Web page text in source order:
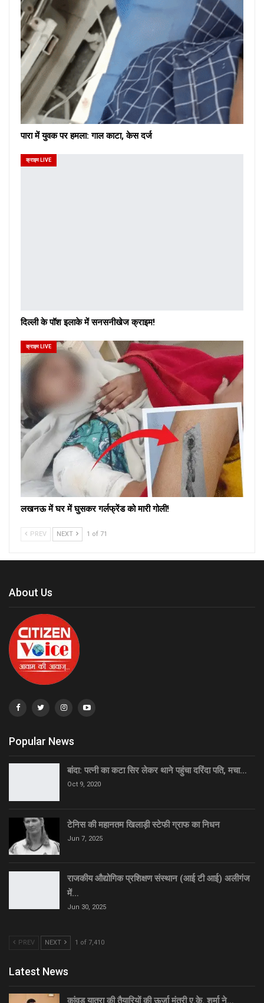
पारा में युवक पर हमला: गाल काटा, केस दर्ज
क्राइम LIVE
दिल्ली के पॉश इलाके में सनसनीखेज क्राइम!
क्राइम LIVE
लखनऊ में घर में घुसकर गर्लफ्रेंड को मारी गोली!
PREV NEXT 1 of 71
About Us
Popular News
बांदा: पत्नी का कटा सिर लेकर थाने पहुंचा दरिंदा पति, मचा…
Oct 9, 2020
टेनिस की महानतम खिलाड़ी स्टेफी ग्राफ का निधन
Jun 7, 2025
राजकीय औद्योगिक प्रशिक्षण संस्थान (आई टी आई) अलीगंज
में…
Jun 30, 2025
PREV NEXT 1 of 7,410
Latest News
कांवड़ यात्रा की तैयारियों की ऊर्जा मंत्री ए.के. शर्मा ने…